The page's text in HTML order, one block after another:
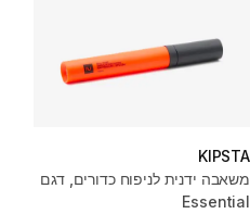
KIPSTA
משאבה ידנית לניפוח כדורים, דגם
Essential